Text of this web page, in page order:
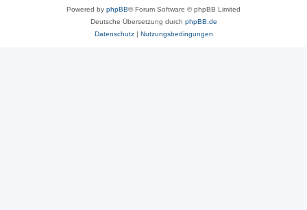
Powered by phpBB® Forum Software © phpBB Limited
Deutsche Übersetzung durch phpBB.de
Datenschutz| Nutzungsbedingungen